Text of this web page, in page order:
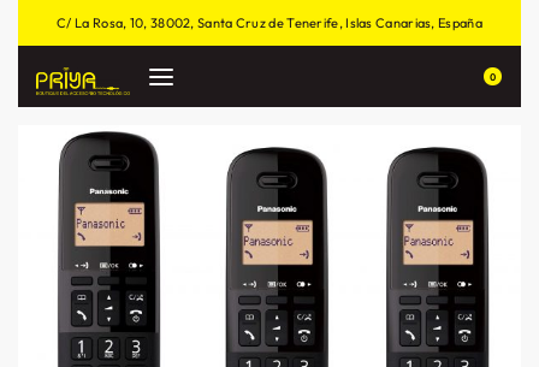
C/ La Rosa, 10, 38002, Santa Cruz de Tenerife, Islas Canarias, España
0